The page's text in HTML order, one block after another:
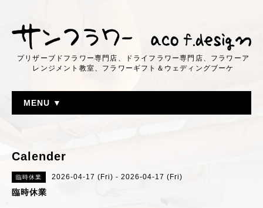
プリザーブドフラワー専門店、ドライフラワー専門店、フラワーア
レンジメント教室、フラワーギフト＆ウェディングブーケ
MENU ▼
Calender
臨時休業 2026-04-17 (Fri) - 2026-04-17 (Fri)
臨時休業